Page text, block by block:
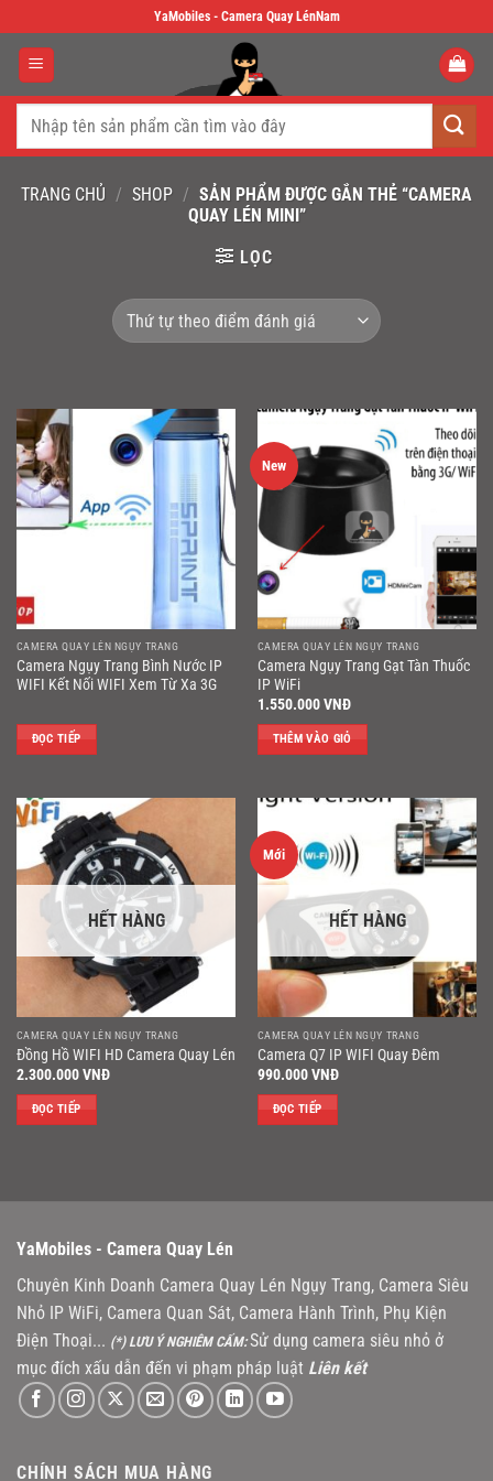
to
content
YaMobiles - Camera Quay LénNam
Tìm
TRANG CHỦ / SHOP / SẢN PHẨM ĐƯỢC GẮN THẺ “CAMERA
QUAY LÉN MINI”
LỌC
CAMERA QUAY LÉN NGỤY TRANG
Camera Ngụy Trang Bình Nước IP
WIFI Kết Nối WIFI Xem Từ Xa 3G
ĐỌC TIẾP
New
CAMERA QUAY LÉN NGỤY TRANG
Camera Ngụy Trang Gạt Tàn Thuốc
IP WiFi
1.550.000VNĐ
THÊM VÀO GIỎ
HẾT HÀNG
CAMERA QUAY LÉN NGỤY TRANG
Đồng Hồ WIFI HD Camera Quay Lén
2.300.000VNĐ
ĐỌC TIẾP
Mới
HẾT HÀNG
CAMERA QUAY LÉN NGỤY TRANG
Camera Q7 IP WIFI Quay Đêm
990.000VNĐ
ĐỌC TIẾP
YaMobiles - Camera Quay Lén
Chuyên Kinh Doanh Camera Quay Lén Ngụy Trang, Camera Siêu
Nhỏ IP WiFi, Camera Quan Sát, Camera Hành Trình, Phụ Kiện
Điện Thoại... (*) LƯU Ý NGHIÊM CẤM:Sử dụng camera siêu nhỏ ở
mục đích xấu dẫn đến vi phạm pháp luật Liên kết
CHÍNH SÁCH MUA HÀNG